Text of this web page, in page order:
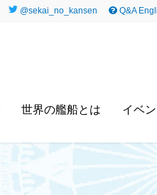
@sekai_no_kansen Q&A
世界の艦船とは イベ